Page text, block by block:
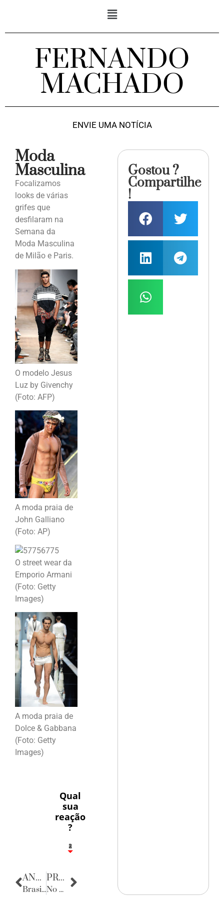
FERNANDO
MACHADO
ENVIE UMA NOTÍCIA
Moda
Masculina
Focalizamos
looks de várias
grifes que
desfilaram na
Semana da
Moda Masculina
de Milão e Paris.
O modelo Jesus
Luz by Givenchy
(Foto: AFP)
A moda praia de
John Galliano
(Foto: AP)
O street wear da
Emporio Armani
(Foto: Getty
Images)
A moda praia de
Dolce & Gabbana
(Foto: Getty
Images)
Qual
sua
reação
?
1
2
8
ANTERIOR
Brasil Sabor 2009
PRÓXIMA
No mundo das artes
Gostou ?
Compartilhe
!